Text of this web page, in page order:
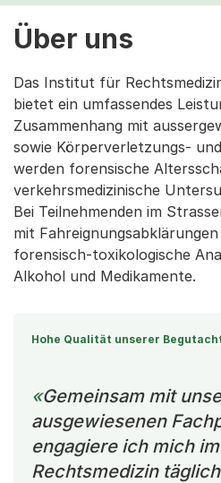
Über uns
Das Institut für
bietet ein umfassendes
Zusammenhang mit
sowie Körperverletzungs-
werden forensische
verkehrsmedizinische
Bei Teilnehmenden im
mit
forensisch-toxikologische
Alkohol und Medikamente.
Hohe Qualität unserer
Gemeinsam mit
ausgewiesenen
engagiere ich mich
Rechtsmedizin